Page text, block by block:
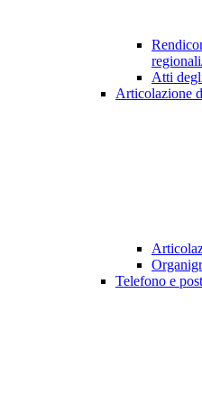
Atti
Articolazione
Telefono e